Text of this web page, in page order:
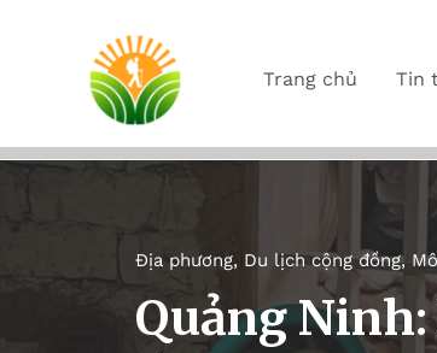
Trang chủ Tin
Địa phương, Du lịch cộng đồng,
Quảng